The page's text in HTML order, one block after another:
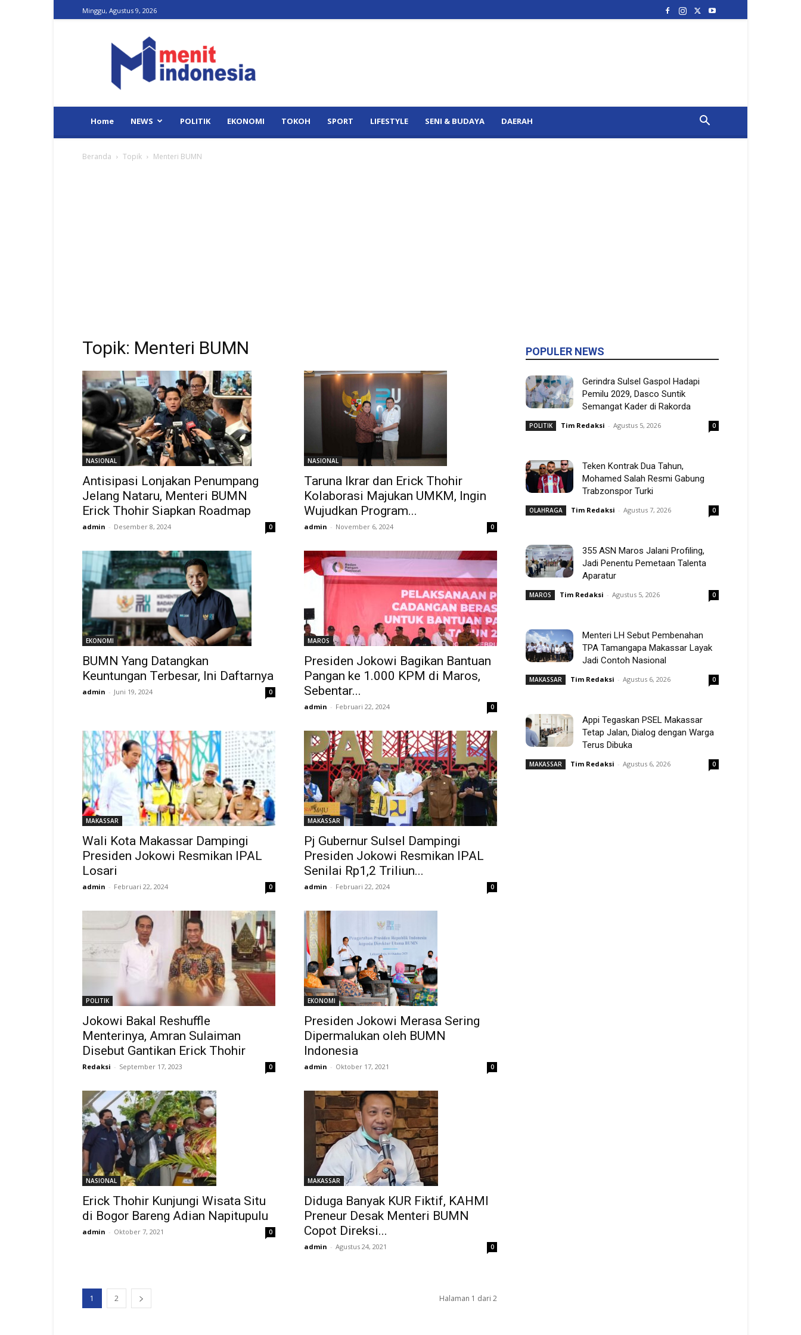
Minggu, Agustus 9, 2026
Indonesia
Home NEWS POLITIK EKONOMI TOKOH SPORT LIFESTYLE SENI & BUDAYA DAERAH
Beranda Topik Menteri BUMN
Topik: Menteri BUMN
NASIONAL
Antisipasi Lonjakan Penumpang
Jelang Nataru, Menteri BUMN
Erick Thohir Siapkan Roadmap
admin - Desember 8, 2024 0
NASIONAL
Taruna Ikrar dan Erick Thohir
Kolaborasi Majukan UMKM, Ingin
Wujudkan Program...
admin - November 6, 2024 0
EKONOMI
BUMN Yang Datangkan
Keuntungan Terbesar, Ini Daftarnya
admin - Juni 19, 2024 0
MAROS
Presiden Jokowi Bagikan Bantuan
Pangan ke 1.000 KPM di Maros,
Sebentar...
admin - Februari 22, 2024 0
MAKASSAR
Wali Kota Makassar Dampingi
Presiden Jokowi Resmikan IPAL
Losari
admin - Februari 22, 2024 0
MAKASSAR
Pj Gubernur Sulsel Dampingi
Presiden Jokowi Resmikan IPAL
Senilai Rp1,2 Triliun...
admin - Februari 22, 2024 0
POLITIK
Jokowi Bakal Reshuffle
Menterinya, Amran Sulaiman
Disebut Gantikan Erick Thohir
Redaksi - September 17, 2023 0
EKONOMI
Presiden Jokowi Merasa Sering
Dipermalukan oleh BUMN
Indonesia
admin - Oktober 17, 2021 0
NASIONAL
Erick Thohir Kunjungi Wisata Situ
di Bogor Bareng Adian Napitupulu
admin - Oktober 7, 2021 0
MAKASSAR
Diduga Banyak KUR Fiktif, KAHMI
Preneur Desak Menteri BUMN
Copot Direksi...
admin - Agustus 24, 2021 0
1 2 Halaman 1 dari 2
POPULER NEWS
Gerindra Sulsel Gaspol Hadapi
Pemilu 2029, Dasco Suntik
Semangat Kader di Rakorda
POLITIK Tim Redaksi - Agustus 5, 2026 0
Teken Kontrak Dua Tahun,
Mohamed Salah Resmi Gabung
Trabzonspor Turki
OLAHRAGA Tim Redaksi - Agustus 7, 2026 0
355 ASN Maros Jalani Profiling,
Jadi Penentu Pemetaan Talenta
Aparatur
MAROS Tim Redaksi - Agustus 5, 2026 0
Menteri LH Sebut Pembenahan
TPA Tamangapa Makassar Layak
Jadi Contoh Nasional
MAKASSAR Tim Redaksi - Agustus 6, 2026 0
Appi Tegaskan PSEL Makassar
Tetap Jalan, Dialog dengan Warga
Terus Dibuka
MAKASSAR Tim Redaksi - Agustus 6, 2026 0